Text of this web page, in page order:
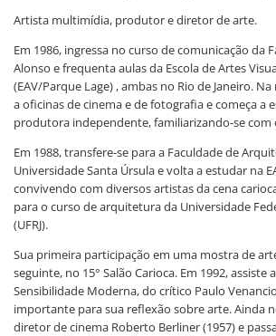
Artista multimídia, produtor e diretor de arte.
Em 1986, ingressa no curso de comunicação da
Alonso e frequenta aulas da Escola de Artes
(EAV/Parque Lage) , ambas no Rio de Janeiro.
a oficinas de cinema e de fotografia e começa a
produtora independente, familiarizando-se com
Em 1988, transfere-se para a Faculdade de
Universidade Santa Úrsula e volta a estudar na
convivendo com diversos artistas da cena
para o curso de arquitetura da Universidade
(UFRJ).
Sua primeira participação em uma mostra de
seguinte, no 15° Salão Carioca. Em 1992, assiste
Sensibilidade Moderna, do crítico Paulo
importante para sua reflexão sobre arte. Ainda
diretor de cinema Roberto Berliner (1957) e